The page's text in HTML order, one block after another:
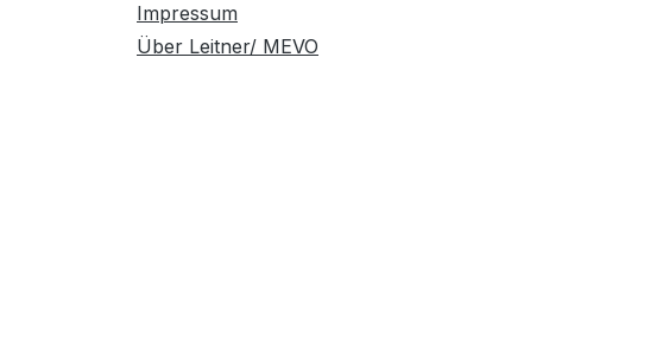
Impressum
Über Leitner/ MEVO